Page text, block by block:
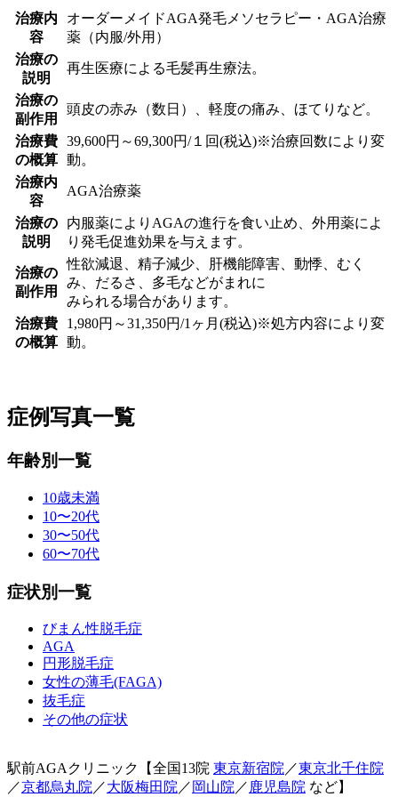
治療内
容
オーダーメイドAGA発毛メソセラピー・AGA治療
薬（内服/外用）
治療の
説明
再生医療による毛髪再生療法。
治療の
副作用
頭皮の赤み（数日）、軽度の痛み、ほてりなど。
治療費
の概算
39,600円～69,300円/１回(税込)※治療回数により変
動。
治療内
容
AGA治療薬
治療の
説明
内服薬によりAGAの進行を食い止め、外用薬によ
り発毛促進効果を与えます。
治療の
副作用
性欲減退、精子減少、肝機能障害、動悸、むく
み、だるさ、多毛などがまれに
みられる場合があります。
治療費
の概算
1,980円～31,350円/1ヶ月(税込)※処方内容により変
動。
症例写真一覧
年齢別一覧
10歳未満
10〜20代
30〜50代
60〜70代
症状別一覧
びまん性脱毛症
AGA
円形脱毛症
女性の薄毛(FAGA)
抜毛症
その他の症状
駅前AGAクリニック【全国13院 東京新宿院／東京北千住院
／京都烏丸院／大阪梅田院／ 岡山院／ 鹿児島院 など】